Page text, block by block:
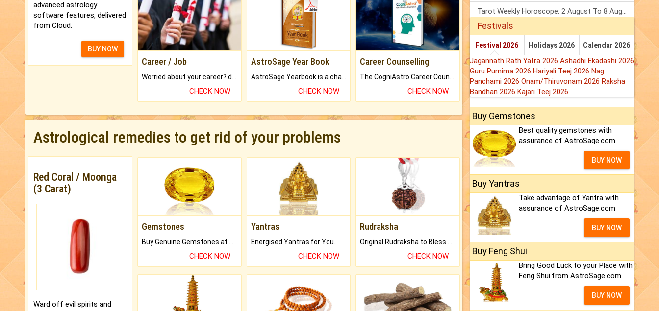
advanced astrology
software features, delivered
from Cloud.
BUY NOW
Career / Job
CHECK NOW
AstroSage Year Book
CHECK NOW
Career Counselling
CHECK NOW
Astrological remedies to get rid of your problems
Red Coral / Moonga
(3 Carat)
Ward off evil spirits and
Gemstones
Buy Genuine Gemstones at Best Prices.
CHECK NOW
Yantras
Energised Yantras for You.
CHECK NOW
Rudraksha
Original Rudraksha to Bless Your Way.
CHECK NOW
Tarot Weekly Horoscope: 2 August To 8 August, 2026
Festivals
Festival 2026 Holidays 2026 Calendar 2026
Jagannath Rath Yatra 2026 Ashadhi Ekadashi 2026
Guru Purnima 2026 Hariyali Teej 2026 Nag
Panchami 2026 Onam/Thiruvonam 2026 Raksha
Bandhan 2026 Kajari Teej 2026
Buy Gemstones
Best quality gemstones with
assurance of AstroSage.com
BUY NOW
Buy Yantras
Take advantage of Yantra with
assurance of AstroSage.com
BUY NOW
Buy Feng Shui
Bring Good Luck to your Place with
Feng Shui.from AstroSage.com
BUY NOW